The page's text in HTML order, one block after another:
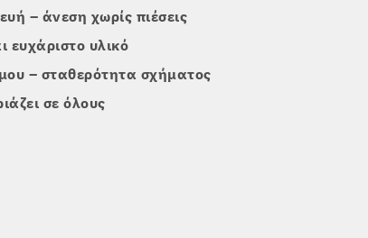
– άνεση χωρίς πιέσεις
ευχάριστο υλικό
– σταθερότητα σχήματος
σε όλους